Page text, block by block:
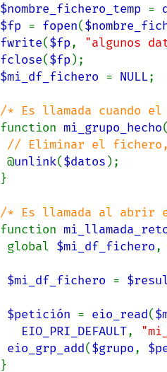
$nombre_fichero_temp =
$fp = fopen(
fwrite($fp, "algunos
fclose($fp
$mi_df_fichero = NULL;
function mi_grupo_hecho(
// Eliminar el
@unlink($datos );
}
function
global $mi_df_fichero,
$mi_df_fichero =
$petición = eio_read(
EIO_PRI_DEFAULT,
eio_grp_add($grupo,
}